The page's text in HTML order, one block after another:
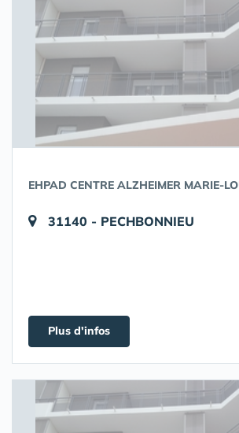
EHPAD CENTRE ALZHEIMER MARIE-
31140 - PECHBONNIEU
Plus d'infos